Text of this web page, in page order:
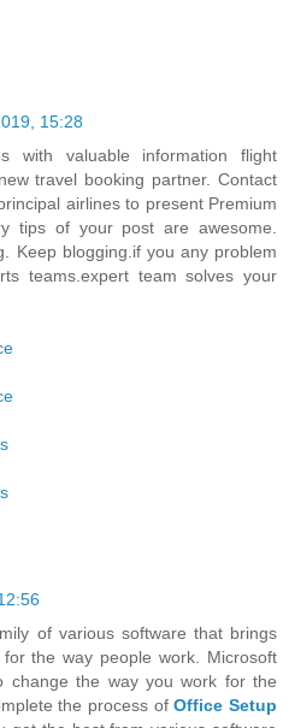
15:28
with valuable information flight
travel booking partner. Contact
airlines to present Premium
tips of your post are awesome.
Keep blogging.if you any problem
teams.expert team solves your
of various software that brings
the way people work. Microsoft
change the way you work for the
the process ofOffice Setup